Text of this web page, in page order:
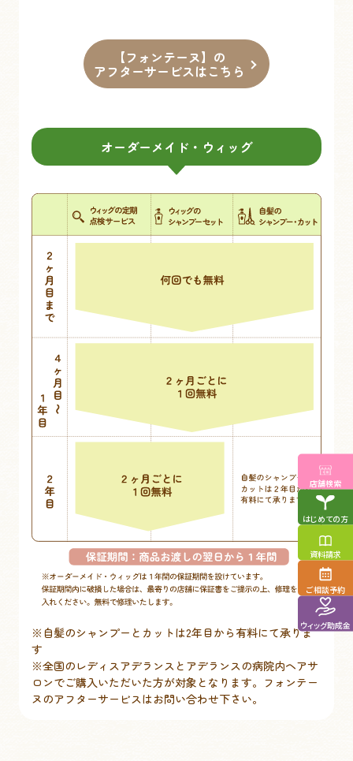
店舗検索
はじめての方
資料請求
ご相談予約
ウィッグ助成金
【フォンテーヌ】の
アフターサービスはこちら
オーダーメイド・ウィッグ
※自髪のシャンプーとカットは2年目から有料にて承りま
す
※全国のレディスアデランスとアデランスの病院内ヘアサ
ロンでご購入いただいた方が対象となります。フォンテー
ヌのアフターサービスはお問い合わせ下さい。